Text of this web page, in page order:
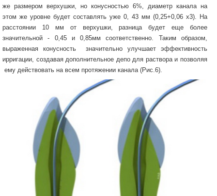
же размером верхушки, но конусностью 6%, диаметр канала на
этом же уровне будет составлять уже 0, 43 мм (0,25+0,06 х3). На
расстоянии 10 мм от верхушки, разница будет еще более
значительной - 0,45 и 0,85мм соответственно. Таким образом,
выраженная конусность значительно улучшает эффективность
ирригации, создавая дополнительное депо для раствора и позволяя
ему действовать на всем протяжении канала (Рис.6).